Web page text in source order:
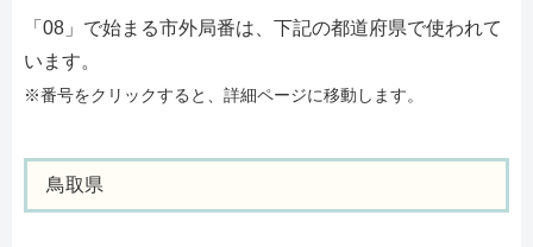
「08」で始まる市外局番は、下記の都道府県で使われて
います。
※番号をクリックすると、詳細ページに移動します。
鳥取県